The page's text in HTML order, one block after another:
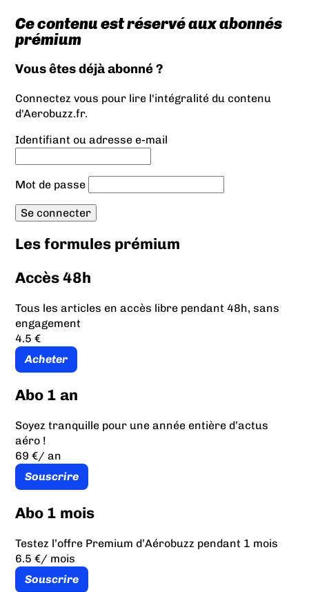
Ce contenu est réservé aux abonnés
prémium
Vous êtes déjà abonné ?
Connectez vous pour lire l'intégralité du contenu
d'Aerobuzz.fr.
Identifiant ou adresse e-mail
Mot de passe
Les formules prémium
Accès 48h
Tous les articles en accès libre pendant 48h, sans
engagement
4.5 €
Acheter
Abo 1 an
Soyez tranquille pour une année entière d’actus
aéro !
69 €/ an
Souscrire
Abo 1 mois
Testez l’offre Premium d’Aérobuzz pendant 1 mois
6.5 €/ mois
Souscrire